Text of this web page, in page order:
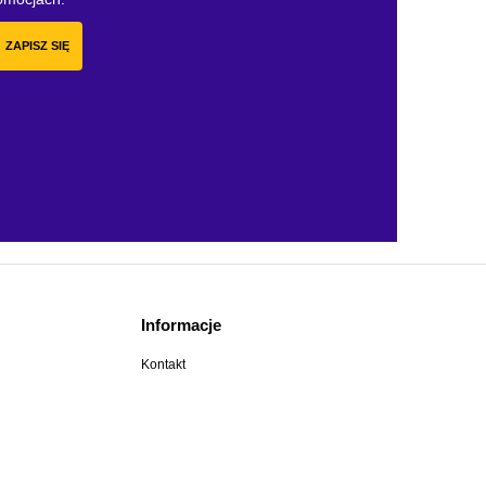
ZAPISZ SIĘ
Informacje
Kontakt